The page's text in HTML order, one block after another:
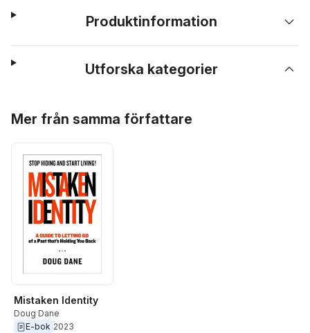
Produktinformation
Utforska kategorier
Mer från samma författare
Mistaken Identity
Doug Dane
E-bok 2023